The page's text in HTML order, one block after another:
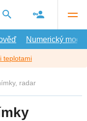
Numerický model
teplotami
radar